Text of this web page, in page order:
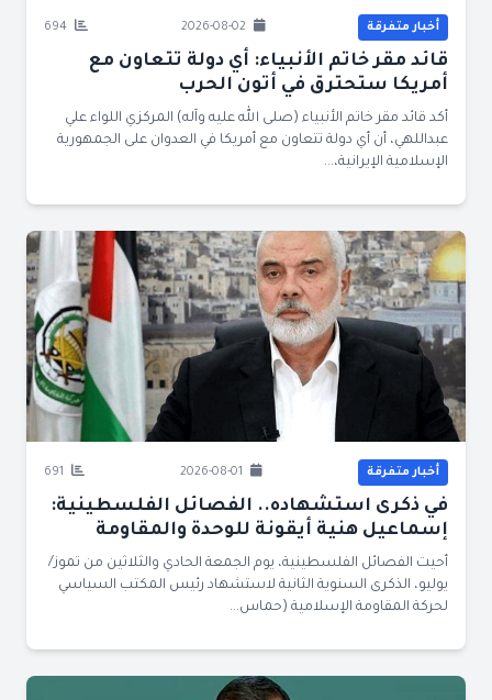
أخبار متفرقة
قائد مقر خاتم الأنبياء: أي دولة تتعاون مع
أمريكا ستحترق في أتون الحرب
أكد قائد مقر خاتم الأنبياء (صلى الله عليه وآله) المركزي اللواء علي
عبداللهي، أن أي دولة تتعاون مع أمريكا في العدوان على الجمهورية
الإسلامية الإيرانية،...
أخبار متفرقة
في ذكرى استشهاده.. الفصائل الفلسطينية:
إسماعيل هنية أيقونة للوحدة والمقاومة
أحيت الفصائل الفلسطينية، يوم الجمعة الحادي والثلاثين من تموز/
يوليو، الذكرى السنوية الثانية لاستشهاد رئيس المكتب السياسي
لحركة المقاومة الإسلامية (حماس...